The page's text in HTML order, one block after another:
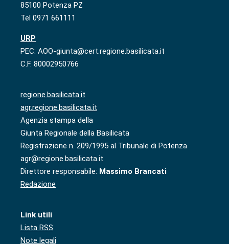
85100 Potenza PZ
Tel 0971 661111
URP
PEC: AOO-giunta@cert.regione.basilicata.it
C.F. 80002950766
regione.basilicata.it
agr.regione.basilicata.it
Agenzia stampa della
Giunta Regionale della Basilicata
Registrazione n. 209/1995 al Tribunale di Potenza
agr@regione.basilicata.it
Direttore responsabile: Massimo Brancati
Redazione
Link utili
Lista RSS
Note legali